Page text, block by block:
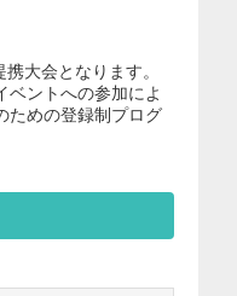
大会となります。
ントへの参加によ
ための登録制プログ